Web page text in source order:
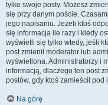
tylko swoje posty. Możesz
się przy danym poście.
jego napisaniu. Jeżeli ktoś
się informacja ile razy i kiedy
wyświetli się tylko wtedy, jeśli
post zmienił moderator lub
wyświetlona. Administratorzy i
informacją, dlaczego ten post
postów, gdy ktoś zamieścił
Na górę